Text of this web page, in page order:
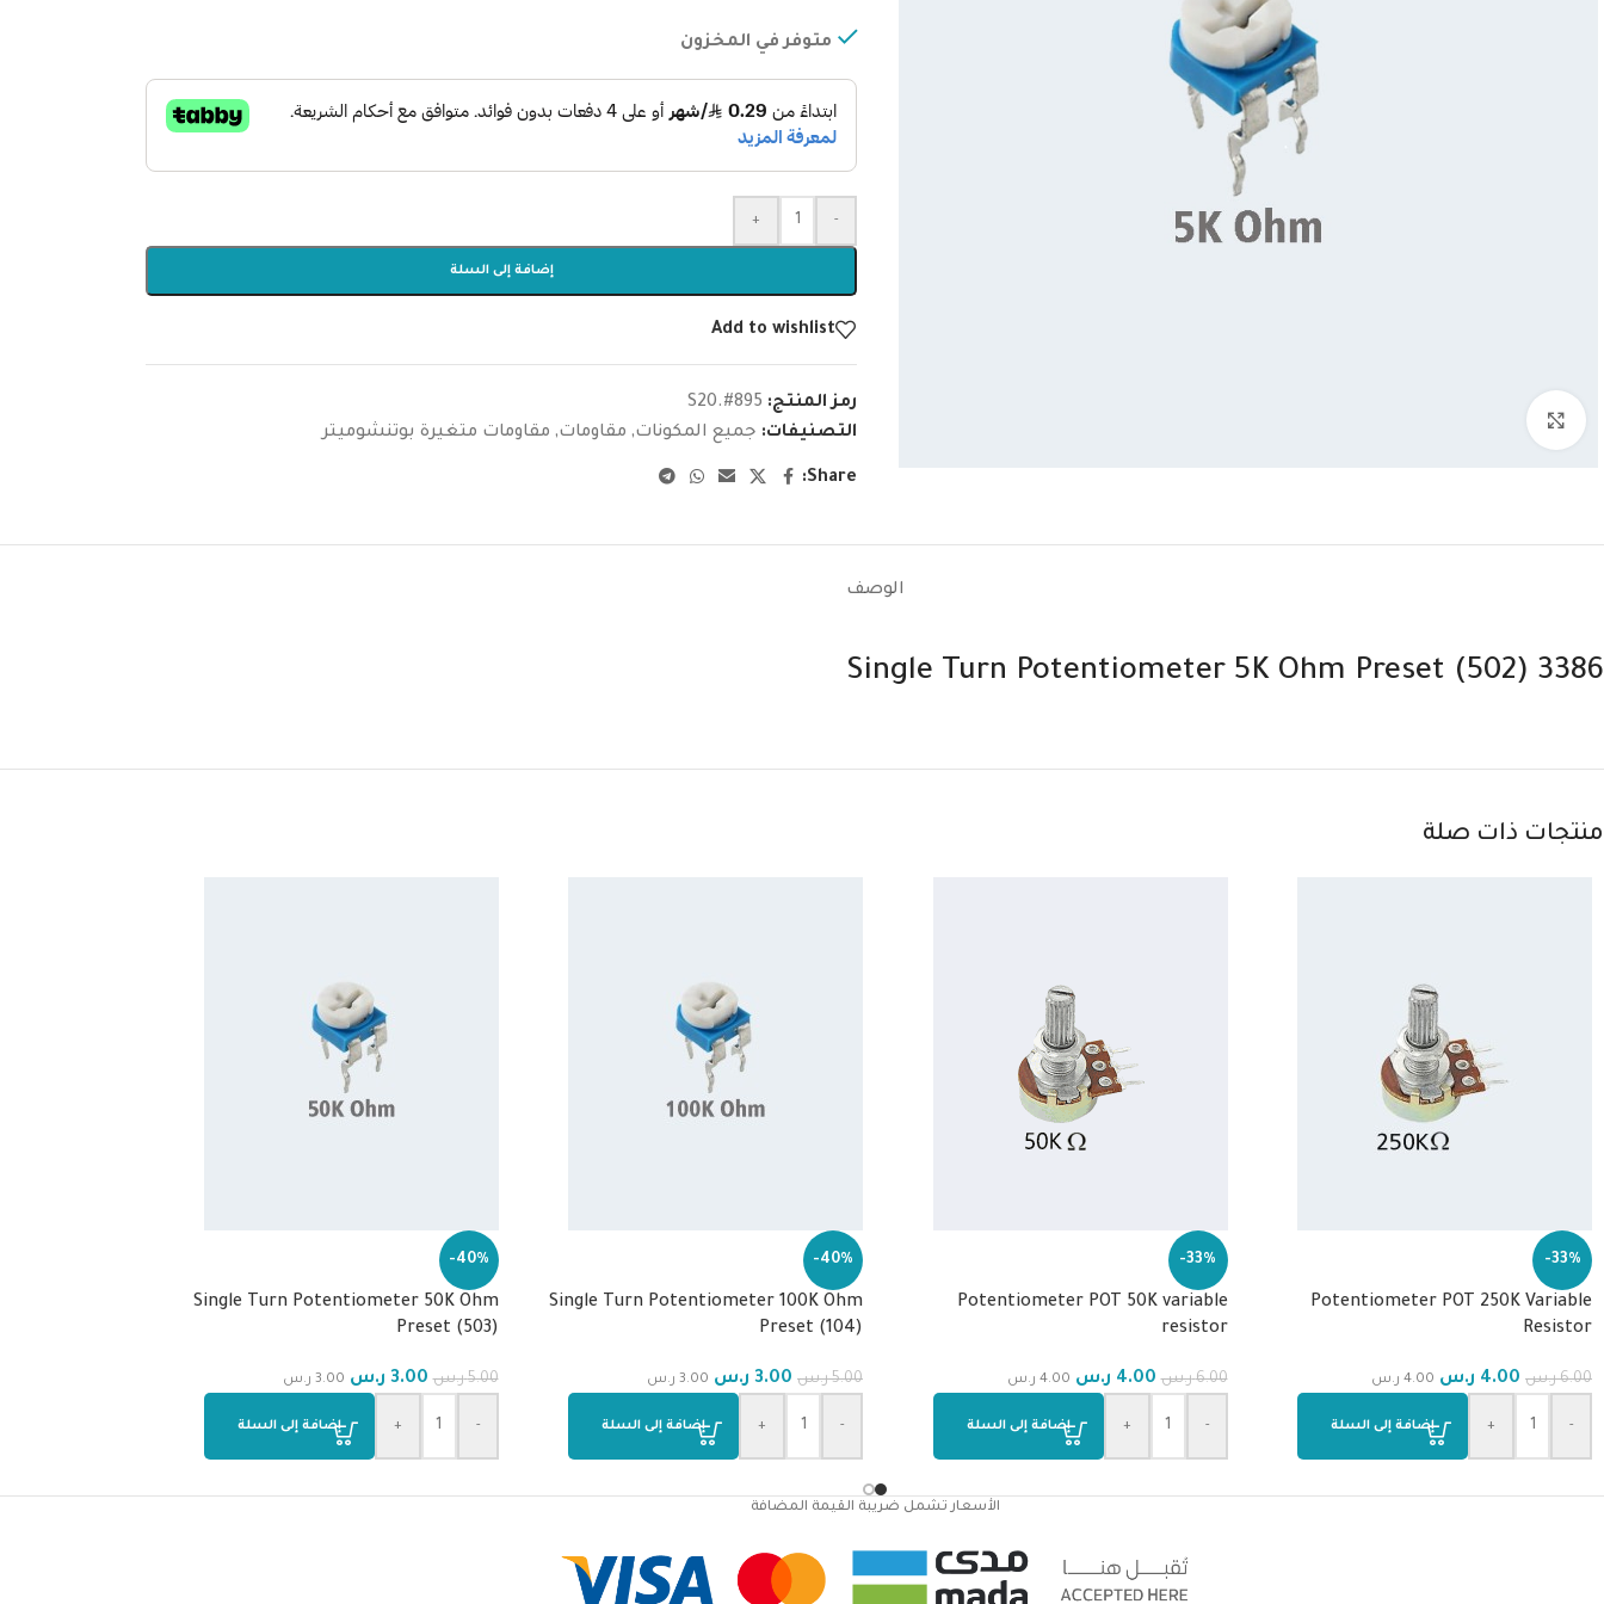
متوفر في المخزون
-
+
إضافة إلى السلة
Add to wishlist
رمز المنتج: S20.#895
التصنيفات: جميع المكونات, مقاومات, مقاومات متغيرة بوتنشوميتر
Share:
الوصف
Single Turn Potentiometer 5K Ohm Preset (502) 3386
منتجات ذات صلة
-33%
Potentiometer POT 250K Variable
Resistor
6.00 ر.س 4.00 ر.س 4.00 ر.س
-
+ إضافة إلى السلة
-33%
Potentiometer POT 50K variable
resistor
6.00 ر.س 4.00 ر.س 4.00 ر.س
-
+ إضافة إلى السلة
-40%
Single Turn Potentiometer 100K Ohm
Preset (104)
5.00 ر.س 3.00 ر.س 3.00 ر.س
-
+ إضافة إلى السلة
-40%
Single Turn Potentiometer 50K Ohm
Preset (503)
5.00 ر.س 3.00 ر.س 3.00 ر.س
-
+ إضافة إلى السلة
الأسعار تشمل ضريبة القيمة المضافة